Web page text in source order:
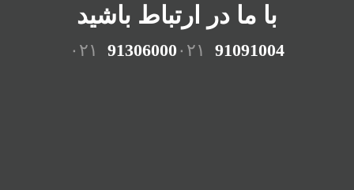
با ما در ارتباط باشید
۰۲۱ 91091004 ۰۲۱ 91306000